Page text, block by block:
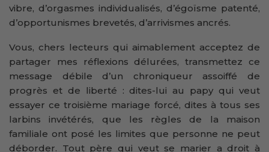
vibre, d’orgasmes individualisés, d’égoïsme patenté,
d’opportunismes brevetés, d’arrivismes ancrés.
Vous, chers lecteurs qui aimablement acceptez de
partager mes réflexions délurées, transmettez ce
message débile d’un chroniqueur assoiffé de
progrès et de liberté : dites-lui au papy qui veut
essayer ce troisième mariage forcé, dites à tous ses
larbins invétérés, que les règles de la maison
familiale ont posé les limites que personne ne peut
déborder. Tout père qui veut se marier a droit à